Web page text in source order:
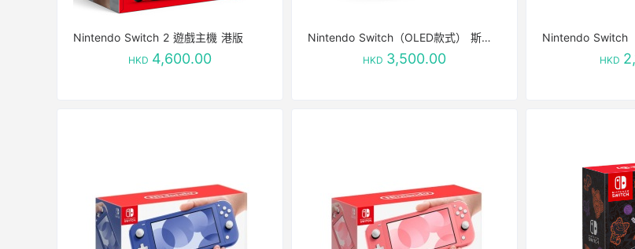
Nintendo Switch 2 遊戲主機 港版
HKD 4,600.00
Nintendo Switch（OLED款式） 斯普拉遁 3版主機
HKD 3,500.00 HKD